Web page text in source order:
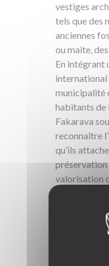
vestiges
tels que des
anciennes
ou maite,
En intégrant
international
municipalité
habitants de
Fakarava
reconnaître
qu’ils
préservation
valorisation
culturel
ancêtre. Ils
à